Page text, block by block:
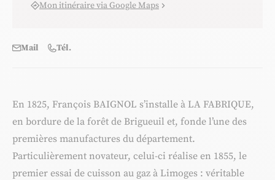
En 1825, François BAIGNOL s’installe à LA FABRIQUE,
en bordure de la forêt de Brigueuil et, fonde l’une des
premières manufactures du département.
Particulièrement novateur, celui-ci réalise en 1855, le
premier essai de cuisson au gaz à Limoges : véritable
Mon itinéraire via Google Maps
Mail Tél.